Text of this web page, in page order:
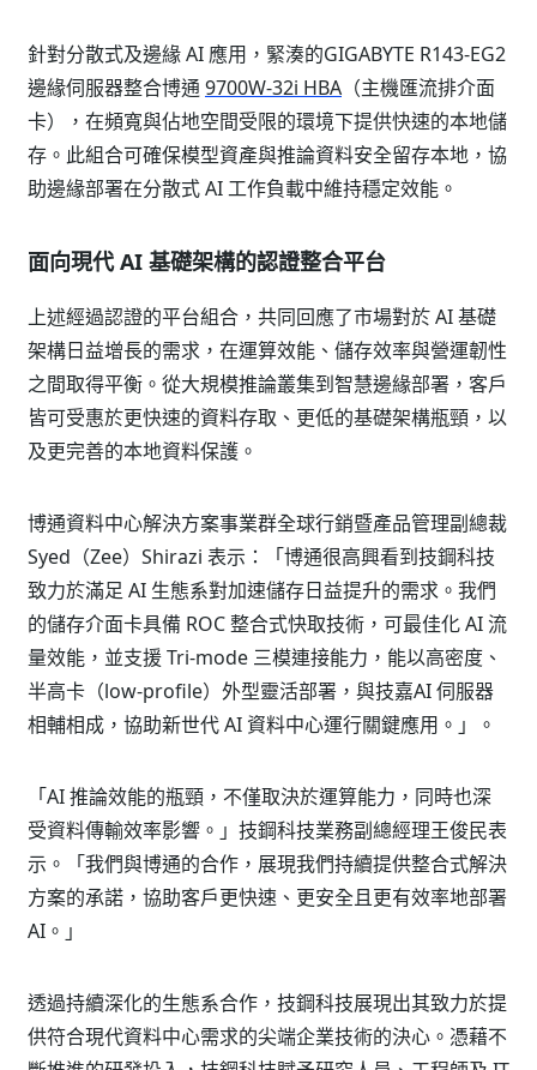
針對分散式及邊緣 AI 應用，緊湊的GIGABYTE R143-EG2
邊緣伺服器整合博通 9700W-32i HBA （主機匯流排介面
卡），在頻寬與佔地空間受限的環境下提供快速的本地儲
存。此組合可確保模型資產與推論資料安全留存本地，協
助邊緣部署在分散式 AI 工作負載中維持穩定效能。
面向現代 AI 基礎架構的認證整合平台
上述經過認證的平台組合，共同回應了市場對於 AI 基礎
架構日益增長的需求，在運算效能、儲存效率與營運韌性
之間取得平衡。從大規模推論叢集到智慧邊緣部署，客戶
皆可受惠於更快速的資料存取、更低的基礎架構瓶頸，以
及更完善的本地資料保護。
博通資料中心解決方案事業群全球行銷暨產品管理副總裁
Syed（Zee）Shirazi 表示：「博通很高興看到技鋼科技
致力於滿足 AI 生態系對加速儲存日益提升的需求。我們
的儲存介面卡具備 ROC 整合式快取技術，可最佳化 AI 流
量效能，並支援 Tri-mode 三模連接能力，能以高密度、
半高卡（low-profile）外型靈活部署，與技嘉AI 伺服器
相輔相成，協助新世代 AI 資料中心運行關鍵應用。」。
「AI 推論效能的瓶頸，不僅取決於運算能力，同時也深
受資料傳輸效率影響。」技鋼科技業務副總經理王俊民表
示。「我們與博通的合作，展現我們持續提供整合式解決
方案的承諾，協助客戶更快速、更安全且更有效率地部署
AI。」
透過持續深化的生態系合作，技鋼科技展現出其致力於提
供符合現代資料中心需求的尖端企業技術的決心。憑藉不